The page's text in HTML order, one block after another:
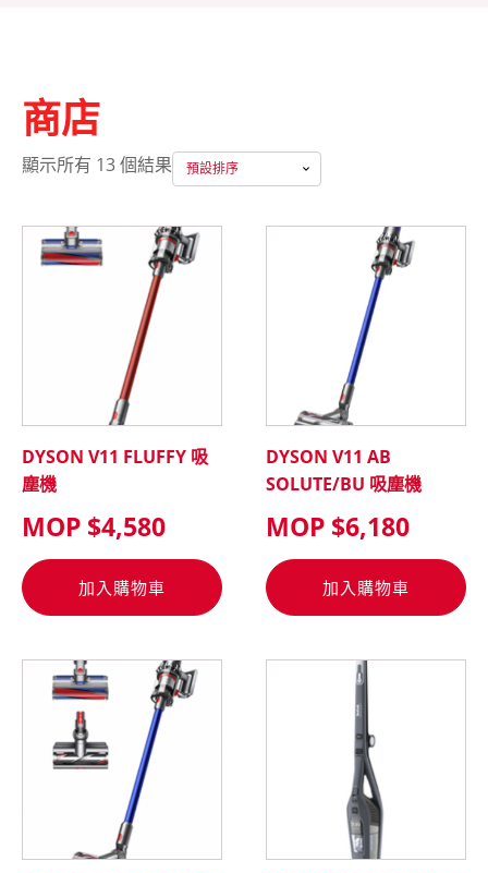
商店
顯示所有 13 個結果
DYSON V11 FLUFFY 吸
塵機
MOP $4,580
加入購物車
DYSON V11 AB
SOLUTE/BU 吸塵機
MOP $6,180
加入購物車